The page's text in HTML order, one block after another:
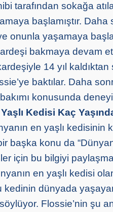
tarafından sokağa
başlamıştır.
onunla yaşamaya
bakmaya devam
14 yıl
baktılar. Daha
konusunda
Kedisi Kaç
en yaşlı
başka konu da
için bu bilgiyi
en yaşlı kedisi
kedinin dünyada
Flossie’nin şu